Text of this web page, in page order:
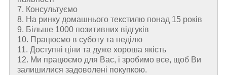
7. Консультуємо
8. На ринку домашнього текстилю понад 15 років
9. Більше 1000 позитивних відгуків
10. Працюємо в суботу та неділю
11. Доступні ціни та дуже хороша якість
12. Ми працюємо для Вас, і зробимо все, щоб Ви
залишилися задоволені покупкою.